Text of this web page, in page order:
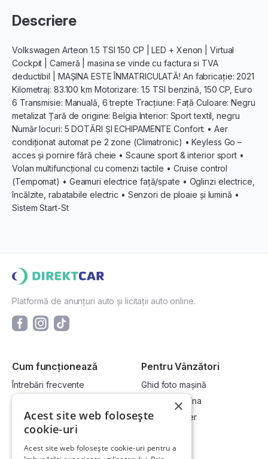
Descriere
Volkswagen Arteon 1.5 TSI 150 CP | LED + Xenon | Virtual
Cockpit | Cameră | masina se vinde cu factura si TVA
deductibil | MAȘINA ESTE ÎNMATRICULATĂ! An fabricație: 2021
Kilometraj: 83.100 km Motorizare: 1.5 TSI benzină, 150 CP, Euro
6 Transmisie: Manuală, 6 trepte Tracțiune: Față Culoare: Negru
metalizat Țară de origine: Belgia Interior: Sport textil, negru
Număr locuri: 5 DOTĂRI ȘI ECHIPAMENTE Confort: • Aer
condiționat automat pe 2 zone (Climatronic) • Keyless Go –
acces și pornire fără cheie • Scaune sport & interior sport •
Volan multifuncțional cu comenzi tactile • Cruise control
(Tempomat) • Geamuri electrice față/spate • Oglinzi electrice,
încălzite, rabatabile electric • Senzori de ploaie și lumină •
Sistem Start-St
Platformă de anunțuri auto și licitații auto online.
Cum funcționează
Întrebări frecvente
Cum vând la licitație?
Pentru Vânzători
Ghid foto mașină
Vinde-ți mașina
Devino dealer
Link-uri utile Compania
×
Acest site web folosește
cookie-uri
Acest site web folosește cookie-uri pentru a